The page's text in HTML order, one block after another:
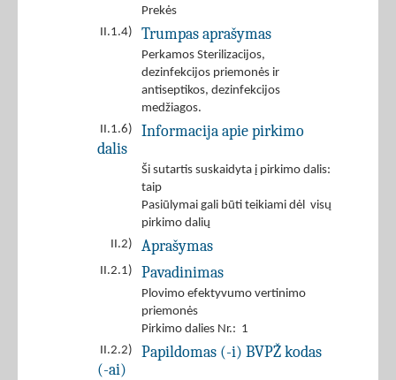
Prekės
II.1.4)
Trumpas aprašymas
Perkamos Sterilizacijos,
dezinfekcijos priemonės ir
antiseptikos, dezinfekcijos
medžiagos.
II.1.6)
Informacija apie pirkimo
dalis
Ši sutartis suskaidyta į pirkimo dalis:
taip
Pasiūlymai gali būti teikiami dėl visų
pirkimo dalių
II.2)
Aprašymas
II.2.1) Pavadinimas
Plovimo efektyvumo vertinimo
priemonės
Pirkimo dalies Nr.: 1
II.2.2)
Papildomas (-i) BVPŽ kodas
(-ai)